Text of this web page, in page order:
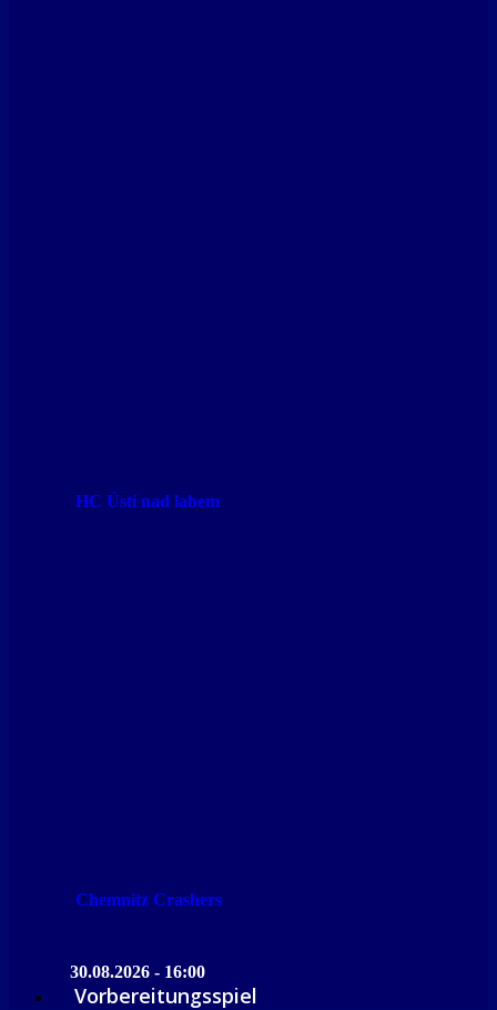
HC Ústí nad labem
Chemnitz Crashers
30.08.2026 - 16:00
Vorbereitungsspiel